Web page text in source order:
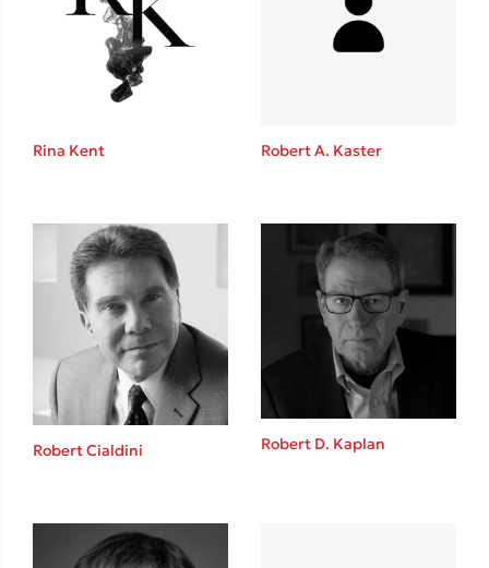
Κώστας Κρομμύδας
Το λιμάνι μου είσαι εσύ
Rina Kent Robert A. Kaster
Robert Cialdini Robert D. Kaplan